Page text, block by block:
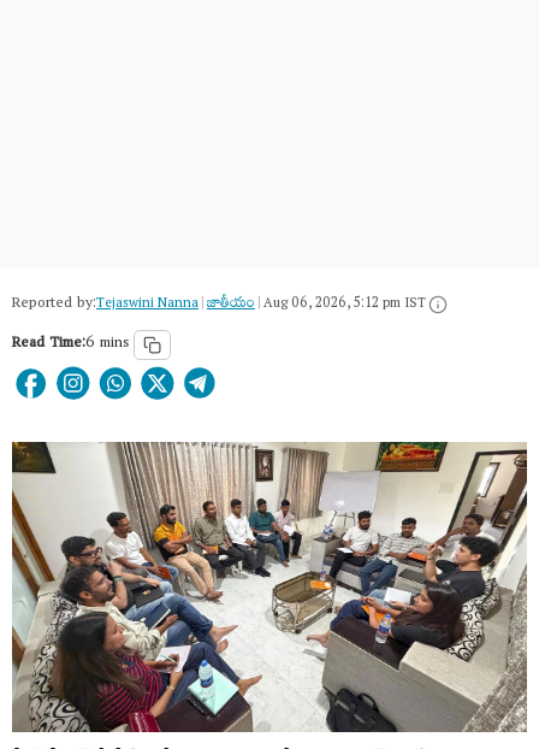
Reported by:Tejaswini Nanna|జాతీయం|Aug 06, 2026, 5:12 pm IST
Read Time:6 mins